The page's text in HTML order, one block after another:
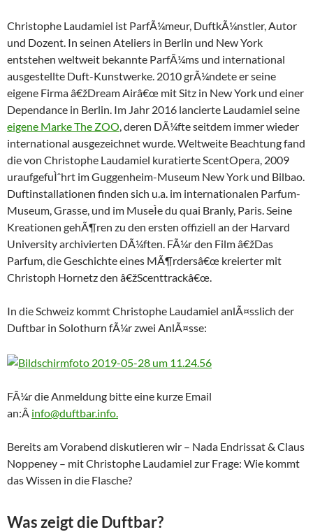
Christophe Laudamiel ist ParfÃ¼meur, DuftkÃ¼nstler, Autor
und Dozent. In seinen Ateliers in Berlin und New York
entstehen weltweit bekannte ParfÃ¼ms und international
ausgestellte Duft-Kunstwerke. 2010 grÃ¼ndete er seine
eigene Firma â€žDream Airâ€œ mit Sitz in New York und einer
Dependance in Berlin. Im Jahr 2016 lancierte Laudamiel seine
eigene Marke The ZOO , deren DÃ¼fte seitdem immer wieder
international ausgezeichnet wurde. Weltweite Beachtung fand
die von Christophe Laudamiel kuratierte ScentOpera, 2009
uraufgefuÌˆhrt im Guggenheim-Museum New York und Bilbao.
Duftinstallationen finden sich u.a. im internationalen Parfum-
Museum, Grasse, und im MuseÌe du quai Branly, Paris. Seine
Kreationen gehÃ¶ren zu den ersten offiziell an der Harvard
University archivierten DÃ¼ften. FÃ¼r den Film â€žDas
Parfum, die Geschichte eines MÃ¶rdersâ€œ kreierter mit
Christoph Hornetz den â€žScenttrackâ€œ.
In die Schweiz kommt Christophe Laudamiel anlÃ¤sslich der
Duftbar in Solothurn fÃ¼r zwei AnlÃ¤sse:
FÃ¼r die Anmeldung bitte eine kurze Email
an:Â info@duftbar.info.
Bereits am Vorabend diskutieren wir – Nada Endrissat & Claus
Noppeney – mit Christophe Laudamiel zur Frage: Wie kommt
das Wissen in die Flasche?
Was zeigt die Duftbar?